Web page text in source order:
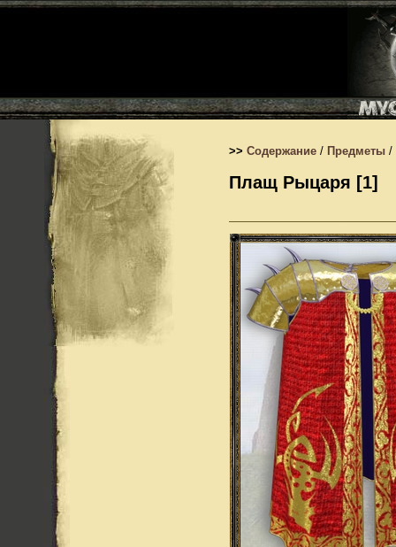
>> Содержание / Предметы /
Плащ Рыцаря [1]